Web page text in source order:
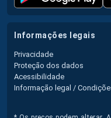
informações legais
Privacidade
Proteção dos dados
Acessibilidade
Informação legal /